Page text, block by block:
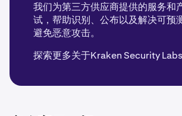
我们为第三方供应商提供的服务和
试，帮助识别、公布以及解决可预
避免恶意攻击。
探索更多关于Kraken Security Labs